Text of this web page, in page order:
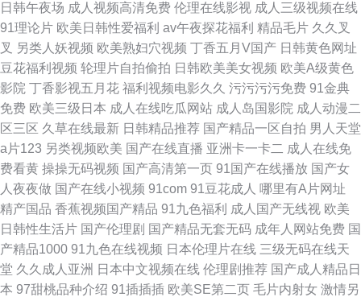
日韩午夜场 成人视频高清免费 伦理在线影视 成人三级视频在线
91理论片 欧美日韩性爱福利 av午夜探花福利 精品毛片 久久叉
叉 另类人妖视频 欧美熟妇穴视频 丁香五月V国产 日韩黄色网址
豆花福利视频 轮理片自拍偷拍 日韩欧美美女视频 欧美A级黄色
影院 丁香影视五月花 福利视频电影久久 污污污污免费 91金典
免费 欧美三级日本 成人在线吃瓜网站 成人岛国影院 成人动漫二
区三区 久草在线最新 日韩精品推荐 国产精品一区自拍 男人天堂
a片123 另类视频欧美 国产在线直播 亚洲卡一卡二 成人在线免
费看黄 操操无码视频 国产高清第一页 91国产在线播放 国产女
人夜夜做 国产在线小视频 91com 91豆花成人 哪里有A片网址
精产国品 香蕉视频国产精品 91九色福利 成人国产无线视 欧美
日韩性生活片 国产伦理剧 国产精品无套无码 成年人网站免费 国
产精品1000 91九色在线视频 日本伦理片在线 三级无码在线天
堂 久久成人亚洲 日本中文视频在线 伦理剧推荐 国产成人精品日
本 97甜桃品种介绍 91插插插 欧美SE第二页 毛片内射女 激情另